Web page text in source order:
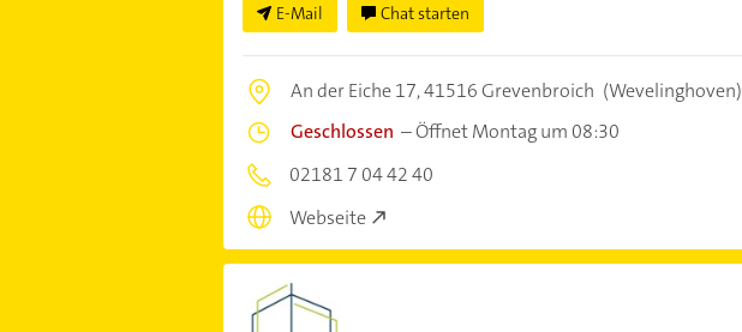
E-Mail Chat starten
An der Eiche 17,41516 Grevenbroich (Wevelinghoven)
Geschlossen –Öffnet Montag um 08:30
02181 7 04 42 40
Webseite